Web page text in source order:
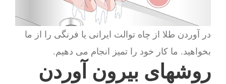
در آوردن طلا از چاه توالت ایرانی یا فرنگی را از ما
بخواهید. ما کار خود را تمیز انجام می دهیم.
روشهای بیرون آوردن